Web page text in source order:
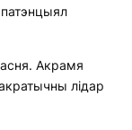
Акрамя
лідар